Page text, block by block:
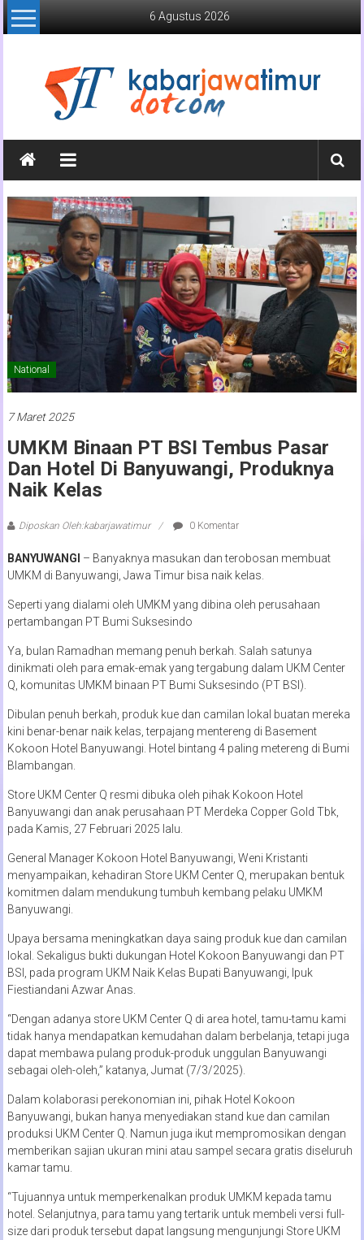
Lompat
ke
6 Agustus 2026
Kabar
Jawa
Timur
Online
Jawa
Timur
National
7 Maret 2025
UMKM Binaan PT BSI Tembus Pasar
Dan Hotel Di Banyuwangi, Produknya
Naik Kelas
Diposkan Oleh:kabarjawatimur 0 Komentar
BANYUWANGI – Banyaknya masukan dan terobosan membuat
UMKM di Banyuwangi, Jawa Timur bisa naik kelas.
Seperti yang dialami oleh UMKM yang dibina oleh perusahaan
pertambangan PT Bumi Suksesindo
Ya, bulan Ramadhan memang penuh berkah. Salah satunya
dinikmati oleh para emak-emak yang tergabung dalam UKM Center
Q, komunitas UMKM binaan PT Bumi Suksesindo (PT BSI).
Dibulan penuh berkah, produk kue dan camilan lokal buatan mereka
kini benar-benar naik kelas, terpajang mentereng di Basement
Kokoon Hotel Banyuwangi. Hotel bintang 4 paling metereng di Bumi
Blambangan.
Store UKM Center Q resmi dibuka oleh pihak Kokoon Hotel
Banyuwangi dan anak perusahaan PT Merdeka Copper Gold Tbk,
pada Kamis, 27 Februari 2025 lalu.
General Manager Kokoon Hotel Banyuwangi, Weni Kristanti
menyampaikan, kehadiran Store UKM Center Q, merupakan bentuk
komitmen dalam mendukung tumbuh kembang pelaku UMKM
Banyuwangi.
Upaya bersama meningkatkan daya saing produk kue dan camilan
lokal. Sekaligus bukti dukungan Hotel Kokoon Banyuwangi dan PT
BSI, pada program UKM Naik Kelas Bupati Banyuwangi, Ipuk
Fiestiandani Azwar Anas.
“Dengan adanya store UKM Center Q di area hotel, tamu-tamu kami
tidak hanya mendapatkan kemudahan dalam berbelanja, tetapi juga
dapat membawa pulang produk-produk unggulan Banyuwangi
sebagai oleh-oleh,” katanya, Jumat (7/3/2025).
Dalam kolaborasi perekonomian ini, pihak Hotel Kokoon
Banyuwangi, bukan hanya menyediakan stand kue dan camilan
produksi UKM Center Q. Namun juga ikut mempromosikan dengan
memberikan sajian ukuran mini atau sampel secara gratis diseluruh
kamar tamu.
“Tujuannya untuk memperkenalkan produk UMKM kepada tamu
hotel. Selanjutnya, para tamu yang tertarik untuk membeli versi full-
size dari produk tersebut dapat langsung mengunjungi Store UKM